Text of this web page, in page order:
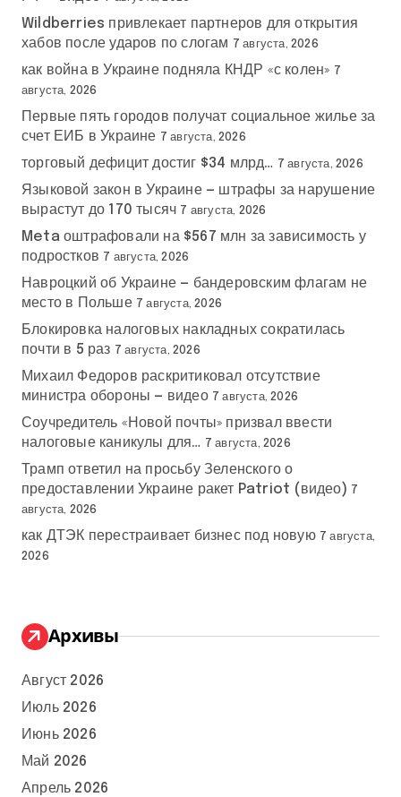
Wildberries привлекает партнеров для открытия
хабов после ударов по слогам 7 августа, 2026
как война в Украине подняла КНДР «с колен» 7
августа, 2026
Первые пять городов получат социальное жилье за
счет ЕИБ в Украине 7 августа, 2026
торговый дефицит достиг $34 млрд… 7 августа, 2026
Языковой закон в Украине — штрафы за нарушение
вырастут до 170 тысяч 7 августа, 2026
Meta оштрафовали на $567 млн за зависимость у
подростков 7 августа, 2026
Навроцкий об Украине — бандеровским флагам не
место в Польше 7 августа, 2026
Блокировка налоговых накладных сократилась
почти в 5 раз 7 августа, 2026
Михаил Федоров раскритиковал отсутствие
министра обороны — видео 7 августа, 2026
Соучредитель «Новой почты» призвал ввести
налоговые каникулы для… 7 августа, 2026
Трамп ответил на просьбу Зеленского о
предоставлении Украине ракет Patriot (видео) 7
августа, 2026
как ДТЭК перестраивает бизнес под новую 7 августа,
2026
Архивы
Август 2026
Июль 2026
Июнь 2026
Май 2026
Апрель 2026